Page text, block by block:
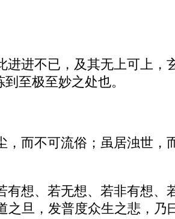
进不已，及其无上可上，
至极至妙之处也。
而不可流俗；虽居浊世，
想、若无想、若非有想、
旦，发普度众生之悲，乃